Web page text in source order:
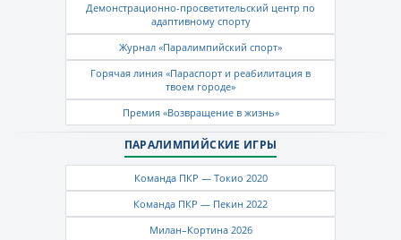
Демонстрационно-просветительский центр по
адаптивному спорту
Журнал «Паралимпийский спорт»
Горячая линия «Параспорт и реабилитация в
твоем городе»
Премия «Возвращение в жизнь»
ПАРАЛИМПИЙСКИЕ ИГРЫ
Команда ПКР — Токио 2020
Команда ПКР — Пекин 2022
Милан–Кортина 2026